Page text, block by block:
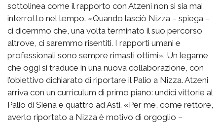
sottolinea come il rapporto con Atzeni non si sia mai
interrotto nel tempo. «Quando lasciò Nizza – spiega –
ci dicemmo che, una volta terminato il suo percorso
altrove, ci saremmo risentiti. I rapporti umani e
professionali sono sempre rimasti ottimi». Un legame
che oggi si traduce in una nuova collaborazione, con
l’obiettivo dichiarato di riportare il Palio a Nizza. Atzeni
arriva con un curriculum di primo piano: undici vittorie al
Palio di Siena e quattro ad Asti. «Per me, come rettore,
averlo riportato a Nizza è motivo di orgoglio –